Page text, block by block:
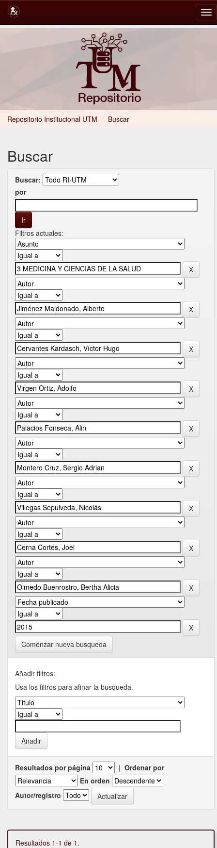
Repositorio Institucional UTM / Buscar
Buscar
Buscar:
por
Filtros actuales:
Comenzar nueva busqueda
Añadir filtros:
Usa los filtros para afinar la busqueda.
Resultados por página | Ordenar por
En orden
Autor/registro
Resultados 1-1 de 1.